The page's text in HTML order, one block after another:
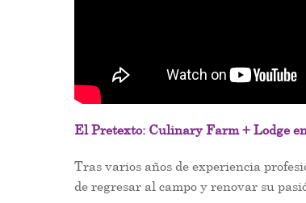
El Pretexto: Culinary Farm + Lodge
Tras varios años de experiencia
de regresar al campo y renovar su